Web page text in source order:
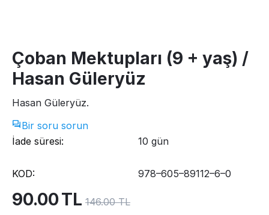
Çoban Mektupları (9 + yaş) /
Hasan Güleryüz
Hasan Güleryüz.
Bir soru sorun
İade süresi:
10 gün
KOD: 978–605–89112–6–0
90.00TL 146.00 TL